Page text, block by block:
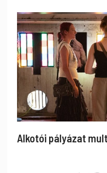
Alkotói pályázat